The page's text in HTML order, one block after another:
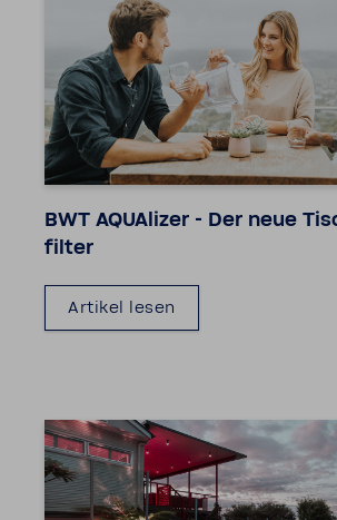
BWT AQUA­lizer - Der neue
filter
Artikel lesen